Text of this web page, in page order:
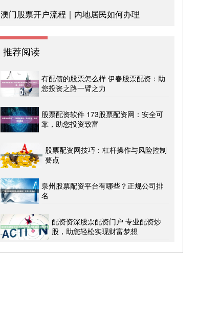
澳门股票开户流程｜内地居民如何办理
推荐阅读
有配债的股票怎么样 伊春股票配资：助
您投资之路一臂之力
股票配资软件 173股票配资网：安全可
靠，助您投资致富
股票配资网技巧：杠杆操作与风险控制
要点
泉州股票配资平台有哪些？正规公司排
名
配资资深股票配资门户 专业配资炒
股，助您轻松实现财富梦想